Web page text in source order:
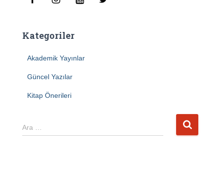
Kategoriler
Akademik Yayınlar
Güncel Yazılar
Kitap Önerileri
A
r
Ara …